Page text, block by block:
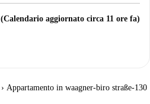
(Calendario aggiornato circa 11 ore fa)
› Appartamento in waagner-biro straße-130